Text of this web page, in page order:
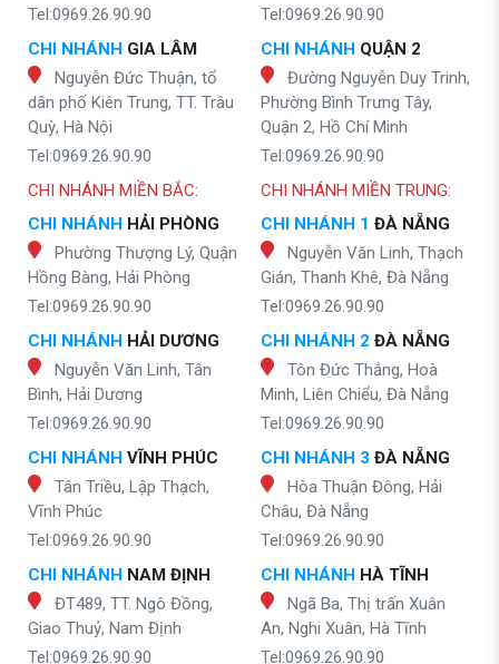
Tel:0969.26.90.90
CHI NHÁNH GIA LÂM
Nguyễn Đức Thuận, tổ
dân phố Kiên Trung, TT. Trâu
Quỳ, Hà Nội
Tel:0969.26.90.90
Tel:0969.26.90.90
CHI NHÁNH QUẬN 2
Đường Nguyễn Duy Trinh,
Phường Bình Trưng Tây,
Quận 2, Hồ Chí Minh
Tel:0969.26.90.90
CHI NHÁNH MIỀN BẮC:
CHI NHÁNH HẢI PHÒNG
Phường Thượng Lý, Quận
Hồng Bàng, Hải Phòng
Tel:0969.26.90.90
CHI NHÁNH HẢI DƯƠNG
Nguyễn Văn Linh, Tân
Bình, Hải Dương
Tel:0969.26.90.90
CHI NHÁNH VĨNH PHÚC
Tân Triều, Lập Thạch,
Vĩnh Phúc
Tel:0969.26.90.90
CHI NHÁNH NAM ĐỊNH
ĐT489, TT. Ngô Đồng,
Giao Thuỷ, Nam Định
Tel:0969.26.90.90
CHI NHÁNH MIỀN TRUNG:
CHI NHÁNH 1 ĐÀ NẴNG
Nguyễn Văn Linh, Thạch
Gián, Thanh Khê, Đà Nẵng
Tel:0969.26.90.90
CHI NHÁNH 2 ĐÀ NẴNG
Tôn Đức Thắng, Hoà
Minh, Liên Chiểu, Đà Nẵng
Tel:0969.26.90.90
CHI NHÁNH 3 ĐÀ NẴNG
Hòa Thuận Đông, Hải
Châu, Đà Nẵng
Tel:0969.26.90.90
CHI NHÁNH HÀ TĨNH
Ngã Ba, Thị trấn Xuân
An, Nghi Xuân, Hà Tĩnh
Tel:0969.26.90.90